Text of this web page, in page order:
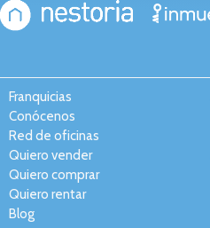
Franquicias
Conócenos
Red de oficinas
Quiero vender
Quiero comprar
Quiero rentar
Blog